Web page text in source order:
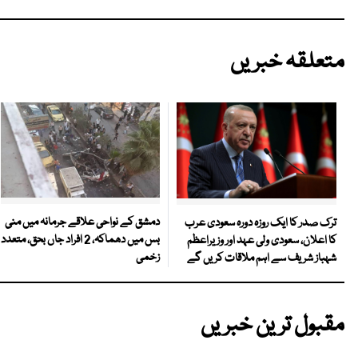
متعلقہ خبریں
ترک صدر کا ایک روزہ دورہ سعودی عرب
کا اعلان، سعودی ولی عہد اور وزیراعظم
شہباز شریف سے اہم ملاقات کریں گے
دمشق کے نواحی علاقے جرمانہ میں منی
بس میں دھماکہ، 2 افراد جاں بحق، متعدد
زخمی
مقبول ترین خبریں